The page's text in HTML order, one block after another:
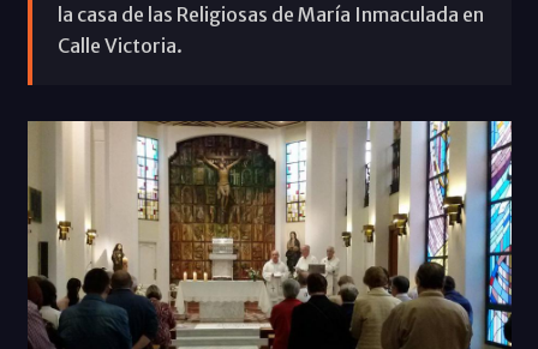
la casa de las Religiosas de María Inmaculada en
Calle Victoria.